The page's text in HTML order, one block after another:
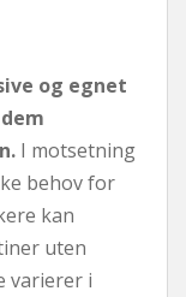
og egnet
I motsetning
behov for
kan
uten
varierer i